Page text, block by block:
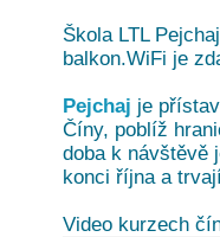
Škola LTL
balkon.WiFi je
Pejchaj je
Číny, poblíž
doba k návštěvě
konci října a
Video kurzech